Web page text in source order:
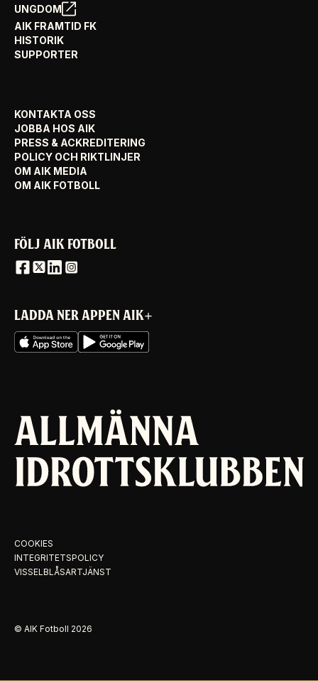
UNGDOM
AIK FRAMTID FK
HISTORIK
SUPPORTER
KONTAKTA OSS
JOBBA HOS AIK
PRESS & ACKREDITERING
POLICY OCH RIKTLINJER
OM AIK MEDIA
OM AIK FOTBOLL
FÖLJ AIK FOTBOLL
LADDA NER APPEN AIK+
COOKIES
INTEGRITETSPOLICY
VISSELBLÅSARTJÄNST
© AIK Fotboll 2026